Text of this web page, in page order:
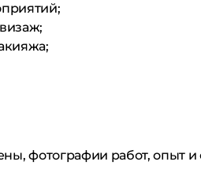
фотографии работ, опыт